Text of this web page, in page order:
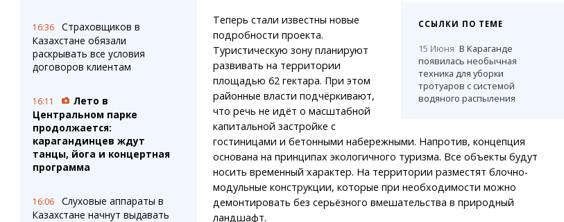
16:36
Страховщиков в
Казахстане обязали
раскрывать все условия
договоров клиентам
16:11
Лето в
Центральном парке
продолжается:
карагандинцев ждут
танцы, йога и концертная
программа
16:06
Слуховые аппараты в
Казахстане начнут выдавать
ССЫЛКИ ПО ТЕМЕ
15 Июня В Караганде
появилась необычная
техника для уборки
тротуаров с системой
водяного распыления
Теперь стали известны новые
подробности проекта.
Туристическую зону планируют
развивать на территории
площадью 62 гектара. При этом
районные власти подчёркивают,
что речь не идёт о масштабной
капитальной застройке с
гостиницами и бетонными набережными. Напротив, концепция
основана на принципах экологичного туризма. Все объекты будут
носить временный характер. На территории разместят блочно-
модульные конструкции, которые при необходимости можно
демонтировать без серьёзного вмешательства в природный
ландшафт.